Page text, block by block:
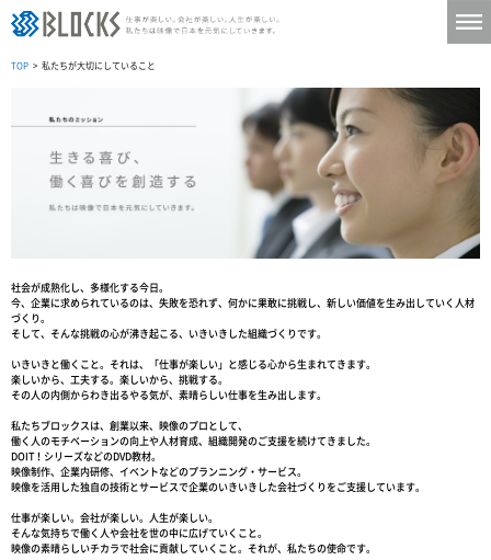
TOP > 私たちが大切にしていること
社会が成熟化し、多様化する今日。
今、企業に求められているのは、失敗を恐れず、何かに果敢に挑戦し、新しい価値を生み出していく人材
づくり。
そして、そんな挑戦の心が沸き起こる、いきいきした組織づくりです。
いきいきと働くこと。それは、「仕事が楽しい」と感じる心から生まれてきます。
楽しいから、工夫する。楽しいから、挑戦する。
その人の内側からわき出るやる気が、素晴らしい仕事を生み出します。
私たちブロックスは、創業以来、映像のプロとして、
働く人のモチベーションの向上や人材育成、組織開発のご支援を続けてきました。
DOIT！シリーズなどのDVD教材。
映像制作、企業内研修、イベントなどのプランニング・サービス。
映像を活用した独自の技術とサービスで企業のいきいきした会社づくりをご支援しています。
仕事が楽しい。会社が楽しい。人生が楽しい。
そんな気持ちで働く人や会社を世の中に広げていくこと。
映像の素晴らしいチカラで社会に貢献していくこと。それが、私たちの使命です。